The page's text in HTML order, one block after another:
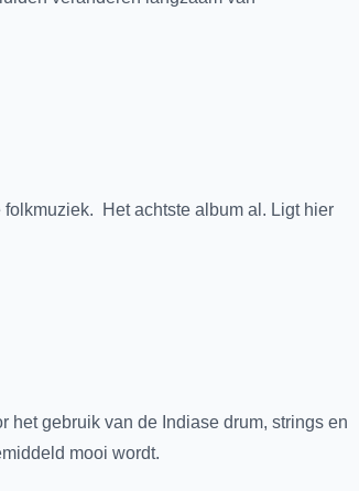
Het achtste album al. Ligt hier
het gebruik van de Indiase drum, strings en
mooi wordt.